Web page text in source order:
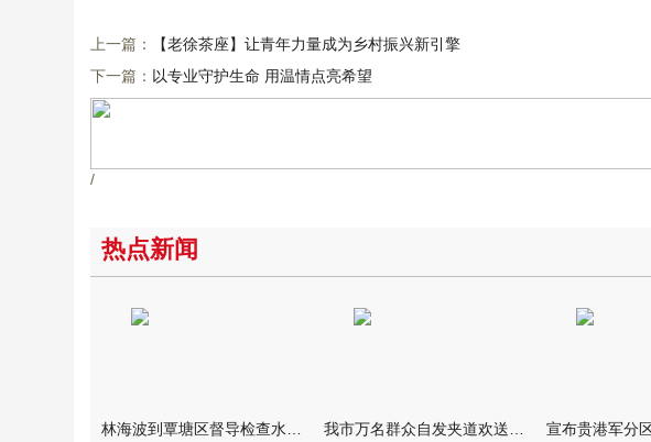
上一篇：
【老徐茶座】让青年力量成为乡村振兴新引擎
下一篇： 以专业守护生命 用温情点亮希望
/
热点新闻